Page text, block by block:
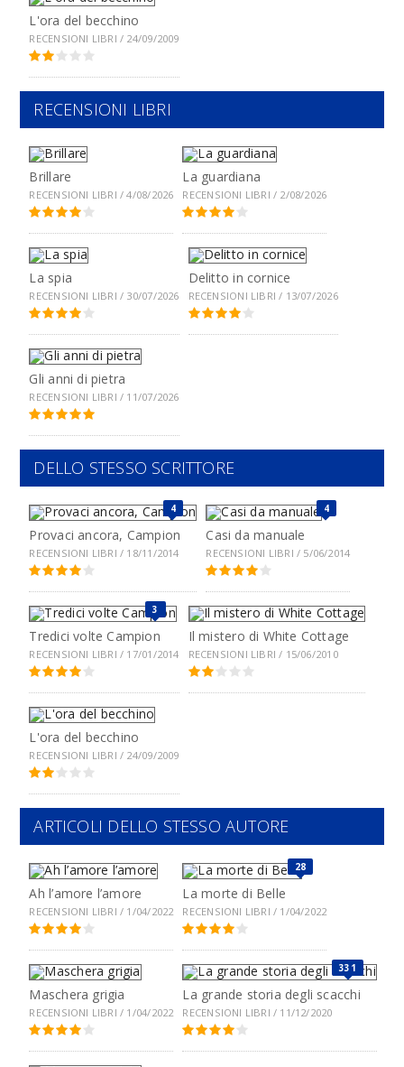
L'ora del becchino
RECENSIONI LIBRI / 24/09/2009
RECENSIONI LIBRI
Brillare
RECENSIONI LIBRI / 4/08/2026
La guardiana
RECENSIONI LIBRI / 2/08/2026
La spia
RECENSIONI LIBRI / 30/07/2026
Delitto in cornice
RECENSIONI LIBRI / 13/07/2026
Gli anni di pietra
RECENSIONI LIBRI / 11/07/2026
DELLO STESSO SCRITTORE
4
Provaci ancora, Campion
RECENSIONI LIBRI / 18/11/2014
4
Casi da manuale
RECENSIONI LIBRI / 5/06/2014
3
Tredici volte Campion
RECENSIONI LIBRI / 17/01/2014
Il mistero di White Cottage
RECENSIONI LIBRI / 15/06/2010
L'ora del becchino
RECENSIONI LIBRI / 24/09/2009
ARTICOLI DELLO STESSO AUTORE
Ah l’amore l’amore
RECENSIONI LIBRI / 1/04/2022
28
La morte di Belle
RECENSIONI LIBRI / 1/04/2022
Maschera grigia
RECENSIONI LIBRI / 1/04/2022
331
La grande storia degli scacchi
RECENSIONI LIBRI / 11/12/2020